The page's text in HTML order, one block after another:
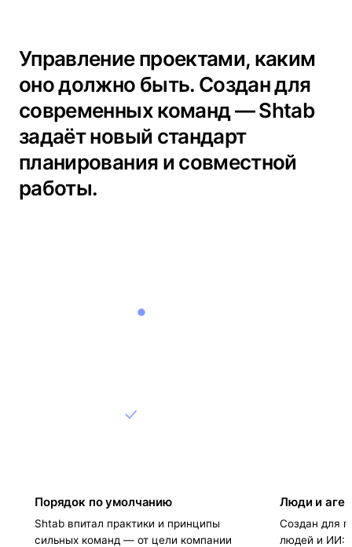
Управление проектами, каким
оно должно быть. Создан для
современных команд — Shtab
задаёт новый стандарт
планирования и совместной
работы.
Порядок по умолчанию
Shtab впитал практики и принципы
сильных команд — от цели компании
Люди и
Создан для
людей и ИИ: